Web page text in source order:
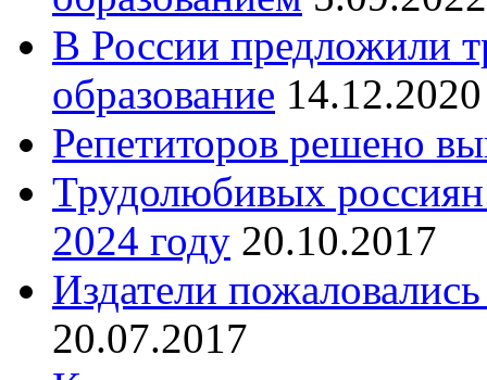
В России предложили
образование 14.12.2020
Репетиторов решено
Трудолюбивых
2024 году 20.10.2017
Издатели
20.07.2017